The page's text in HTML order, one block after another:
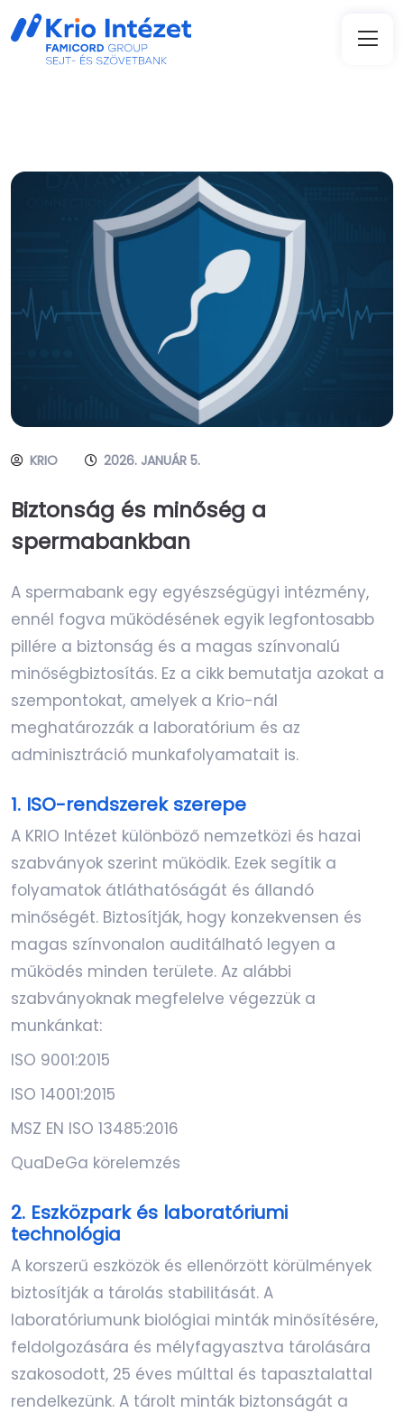
KRIO 2026. JANUÁR 5.
Biztonság és minőség a
spermabankban
A spermabank egy egyészségügyi intézmény,
ennél fogva működésének egyik legfontosabb
pillére a biztonság és a magas színvonalú
minőségbiztosítás. Ez a cikk bemutatja azokat a
szempontokat, amelyek a Krio-nál
meghatározzák a laboratórium és az
adminisztráció munkafolyamatait is.
1. ISO-rendszerek szerepe
A KRIO Intézet különböző nemzetközi és hazai
szabványok szerint működik. Ezek segítik a
folyamatok átláthatóságát és állandó
minőségét. Biztosítják, hogy konzekvensen és
magas színvonalon auditálható legyen a
működés minden területe. Az alábbi
szabványoknak megfelelve végezzük a
munkánkat:
ISO 9001:2015
ISO 14001:2015
MSZ EN ISO 13485:2016
QuaDeGa körelemzés
2. Eszközpark és laboratóriumi
technológia
A korszerű eszközök és ellenőrzött körülmények
biztosítják a tárolás stabilitását. A
laboratóriumunk biológiai minták minősítésére,
feldolgozására és mélyfagyasztva tárolására
szakosodott, 25 éves múlttal és tapasztalattal
rendelkezünk. A tárolt minták biztonságát a